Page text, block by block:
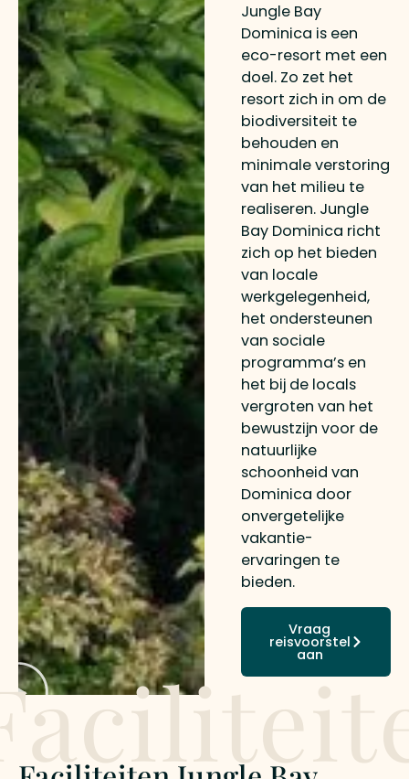
Jungle Bay
Dominica is een
eco-resort met een
doel. Zo zet het
resort zich in om de
biodiversiteit te
behouden en
minimale verstoring
van het milieu te
realiseren. Jungle
Bay Dominica richt
zich op het bieden
van locale
werkgelegenheid,
het ondersteunen
van sociale
programma’s en
het bij de locals
vergroten van het
bewustzijn voor de
natuurlijke
schoonheid van
Dominica door
onvergetelijke
vakantie-
ervaringen te
bieden.
Vraag
reisvoorstel
aan